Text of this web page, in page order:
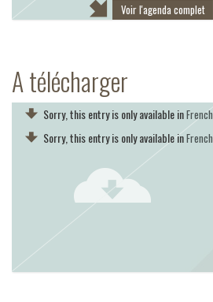
Voir l'agenda complet
A télécharger
Sorry, this entry is only available inFrench
Sorry, this entry is only available inFrench